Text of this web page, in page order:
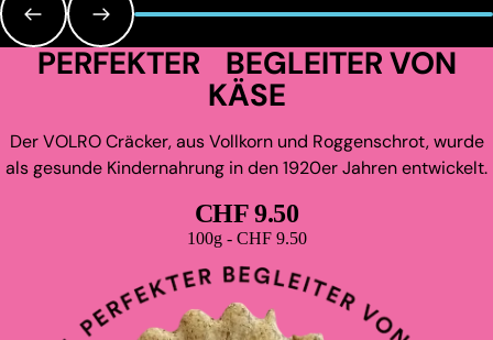
PERFEKTER BEGLEITER VON
KÄSE
Der VOLRO Cräcker, aus Vollkorn und Roggenschrot, wurde
als gesunde Kindernahrung in den 1920er Jahren entwickelt.
CHF 9.50
Grundpreis
100g - CHF 9.50